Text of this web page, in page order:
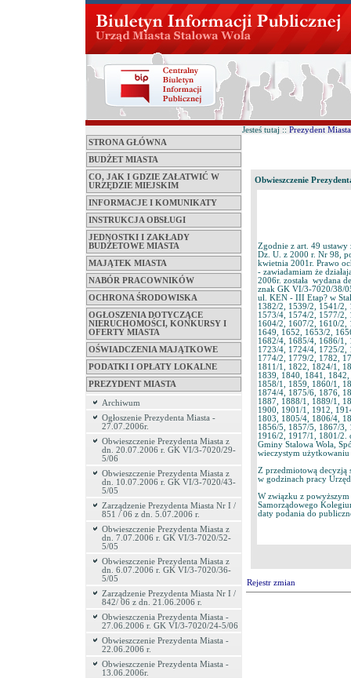
STRONA GŁÓWNA
BUDŻET MIASTA
CO, JAK I GDZIE ZAŁATWIĆ W
URZĘDZIE MIEJSKIM
INFORMACJE I KOMUNIKATY
INSTRUKCJA OBSŁUGI
JEDNOSTKI I ZAKŁADY
BUDŻETOWE MIASTA
MAJĄTEK MIASTA
NABÓR PRACOWNIKÓW
OCHRONA ŚRODOWISKA
OGŁOSZENIA DOTYCZĄCE
NIERUCHOMOŚCI, KONKURSY I
OFERTY MIASTA
OŚWIADCZENIA MAJĄTKOWE
PODATKI I OPŁATY LOKALNE
PREZYDENT MIASTA
Archiwum
Ogłoszenie Prezydenta Miasta -
27.07.2006r.
Obwieszczenie Prezydenta Miasta z
dn. 20.07.2006 r. GK VI/3-7020/29-
5/06
Obwieszczenie Prezydenta Miasta z
dn. 10.07.2006 r. GK VI/3-7020/43-
5/05
Zarządzenie Prezydenta Miasta Nr I /
851 / 06 z dn. 5.07.2006 r.
Obwieszczenie Prezydenta Miasta z
dn. 7.07.2006 r. GK VI/3-7020/52-
5/05
Obwieszczenie Prezydenta Miasta z
dn. 6.07.2006 r. GK VI/3-7020/36-
5/05
Zarządzenie Prezydenta Miasta Nr I /
842/ 06 z dn. 21.06.2006 r.
Obwieszczenia Prezydenta Miasta -
27.06.2006 r. GK VI/3-7020/24-5/06
Obwieszczenie Prezydenta Miasta -
22.06.2006 r.
Obwieszczenie Prezydenta Miasta -
13.06.2006r.
Jesteś tutaj :: Prezydent Miasta
Obwieszczenie
Zgodnie z art. 49 ustawy
Dz. U. z 2000 r. Nr 98,
kwietnia 2001r. Prawo
- zawiadamiam że
2006r. została wydana
znak GK VI/3-7020/38/
ul. KEN - III Etap? w
1382/2, 1539/2, 1541/2,
1573/4, 1574/2, 1577/2,
1604/2, 1607/2, 1610/2,
1649, 1652, 1653/2,
1682/4, 1685/4, 1686/1,
1723/4, 1724/4, 1725/2,
1774/2, 1779/2, 1782,
1811/1, 1822, 1824/1,
1839, 1840, 1841,
1858/1, 1859, 1860/1,
1874/4, 1875/6, 1876,
1887, 1888/1, 1889/1,
1900, 1901/1, 1912,
1803, 1805/4, 1806/4,
1856/5, 1857/5, 1867/3,
1916/2, 1917/1, 1801/2.
Gminy Stalowa Wola,
wieczystym
Z przedmiotową decyzją
w godzinach pracy
W związku z
Samorządowego
daty podania do
Rejestr zmian